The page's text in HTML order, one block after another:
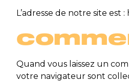
L’adresse de notre site est
Quand vous laissez un
votre navigateur sont